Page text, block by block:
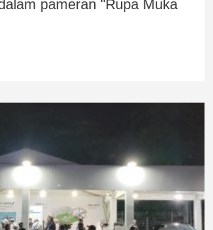
pameran "Rupa Muka